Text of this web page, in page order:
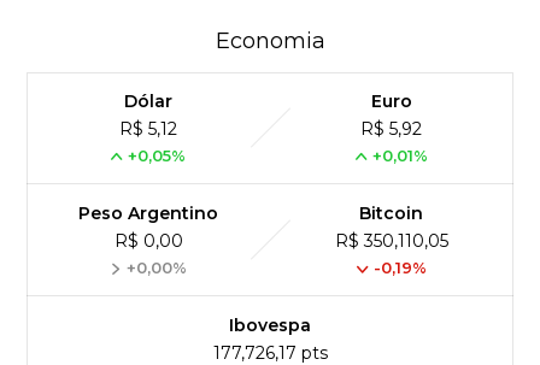
Economia
Dólar
R$ 5,12
+0,05%
Euro
R$ 5,92
+0,01%
Peso Argentino
R$ 0,00
+0,00%
Bitcoin
R$ 350,110,05
-0,19%
Ibovespa
177,726,17 pts